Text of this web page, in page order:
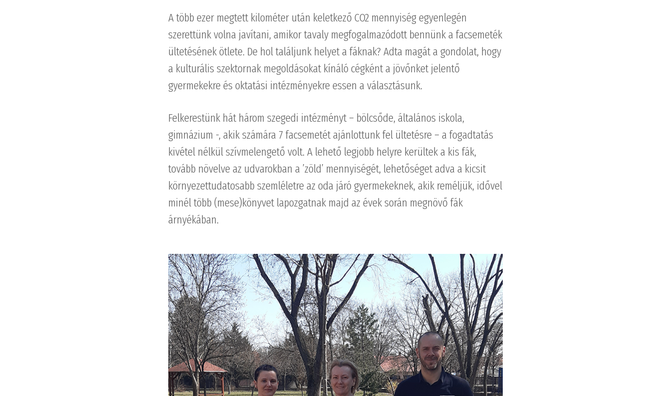
A több ezer megtett kilométer után keletkező CO2 mennyiség egyenlegén
szerettünk volna javítani, amikor tavaly megfogalmazódott bennünk a facsemeték
ültetésének ötlete. De hol találjunk helyet a fáknak? Adta magát a gondolat, hogy
a kulturális szektornak megoldásokat kínáló cégként a jövőnket jelentő
gyermekekre és oktatási intézményekre essen a választásunk.
Felkerestünk hát három szegedi intézményt – bölcsőde, általános iskola,
gimnázium -, akik számára 7 facsemetét ajánlottunk fel ültetésre – a fogadtatás
kivétel nélkül szívmelengető volt. A lehető legjobb helyre kerültek a kis fák,
tovább növelve az udvarokban a ’zöld’ mennyiségét, lehetőséget adva a kicsit
környezettudatosabb szemléletre az oda járó gyermekeknek, akik reméljük, idővel
minél több (mese)könyvet lapozgatnak majd az évek során megnövő fák
árnyékában.